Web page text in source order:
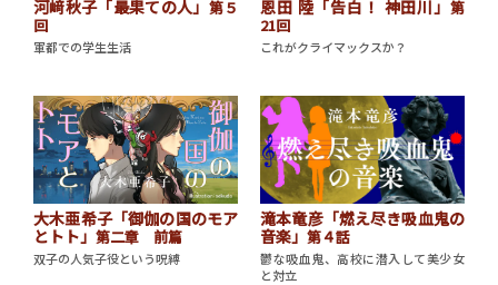
河﨑秋子「最果ての人」 第５
回
軍都での学生生活
恩田 陸「告白！ 神田川」 第
21回
これがクライマックスか？
大木亜希子「御伽の国のモア
とトト」 第二章 前篇
双子の人気子役という呪縛
滝本竜彦「燃え尽き吸血鬼の
音楽」 第４話
鬱な吸血鬼、高校に潜入して美少女
と対立